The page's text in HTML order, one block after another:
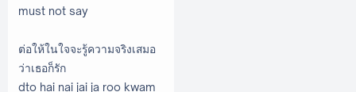
must not say
ต่อให้ในใจจะรู้ความจริงเสมอ
ว่าเธอก็รัก
dto hai nai jai ja roo kwam